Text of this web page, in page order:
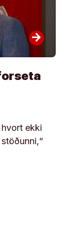
arrow_forward
ekki